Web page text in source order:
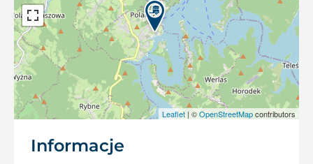
Leaflet | ©OpenStreetMapcontributors
Informacje